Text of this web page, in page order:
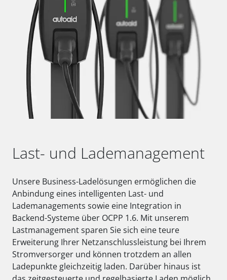
Last- und Lademanagement
Unsere Business-Ladelösungen ermöglichen die
Anbindung eines intelligenten Last- und
Lademanagements sowie eine Integration in
Backend-Systeme über OCPP 1.6. Mit unserem
Lastmanagement sparen Sie sich eine teure
Erweiterung Ihrer Netzanschlussleistung bei Ihrem
Stromversorger und können trotzdem an allen
Ladepunkte gleichzeitig laden. Darüber hinaus ist